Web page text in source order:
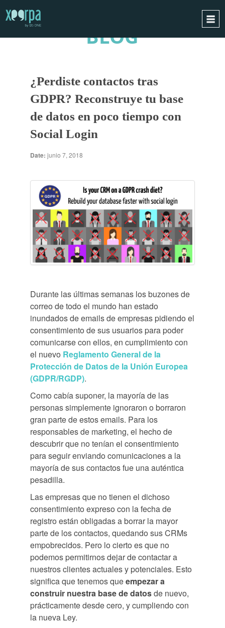
INTEGRACIONES
CASOS DE ÉXITO
RGPD
BLOG
CONTACTO
ESPAÑOL
ENGLISH
BLOG
¿Perdiste contactos tras
GDPR? Reconstruye tu base
de datos en poco tiempo con
Social Login
Date: junio 7, 2018
Durante las últimas semanas los buzones de
correo de todo el mundo han estado
inundados de emails de empresas pidiendo el
consentimiento de sus usuarios para poder
comunicarse con ellos, en cumplimiento con
el nuevo Reglamento General de la
Protección de Datos de la Unión Europea
(GDPR/RGDP).
Como cabía suponer, la mayoría de las
personas simplemente ignoraron o borraron
gran parte de estos emails. Para los
responsables de marketing, el hecho de
descubrir que no tenían el consentimiento
para seguir enviando comunicaciones a la
mayoría de sus contactos fue una auténtica
pesadilla.
Las empresas que no tienen el dichoso
consentimiento expreso con la fecha de
registro están obligadas a borrar la mayor
parte de los contactos, quedando sus CRMs
empobrecidos. Pero lo cierto es que no
podemos permitirnos dejar de contactar a
nuestros clientes actuales y potenciales. Esto
significa que tenemos queempezar a
construir nuestra base de datosde nuevo,
prácticamente desde cero, y cumpliendo con
la nueva Ley.